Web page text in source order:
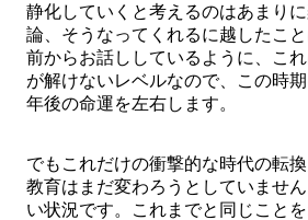
静化していくと考えるのはあまり
論、そうなってくれるに越したこ
前からお話ししているように、こ
が解けないレベルなので、この時
年後の命運を左右します。
でもこれだけの衝撃的な時代の転
教育はまだ変わろうとしていませ
い状況です。これまでと同じこと